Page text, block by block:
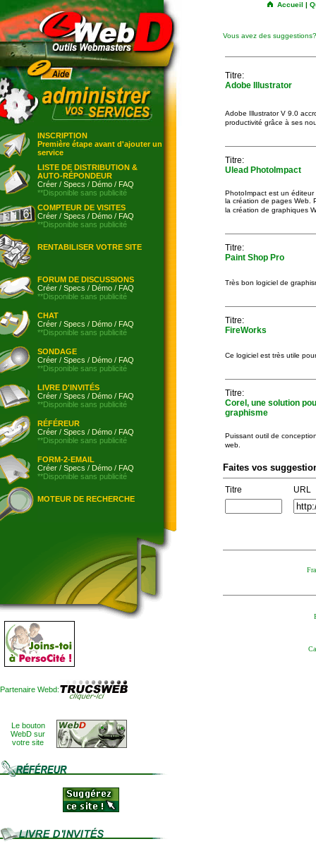
INSCRIPTION
Première étape avant d'ajouter un
service
LISTE DE DISTRIBUTION &
AUTO-RÉPONDEUR
Créer / Specs / Démo / FAQ
**Disponible sans publicité
COMPTEUR DE VISITES
Créer / Specs / Démo / FAQ
**Disponible sans publicité
RENTABILISER VOTRE SITE
FORUM DE DISCUSSIONS
Créer / Specs / Démo / FAQ
**Disponible sans publicité
CHAT
Créer / Specs / Démo / FAQ
**Disponible sans publicité
SONDAGE
Créer / Specs / Démo / FAQ
**Disponible sans publicité
LIVRE D'INVITÉS
Créer / Specs / Démo / FAQ
**Disponible sans publicité
RÉFÉREUR
Créer / Specs / Démo / FAQ
**Disponible sans publicité
FORM-2-EMAIL
Créer / Specs / Démo / FAQ
**Disponible sans publicité
MOTEUR DE RECHERCHE
Partenaire Webd:
Le bouton
WebD sur
votre site
Accueil |
Vous avez des suggestions?
Titre:
Adobe Illustrator
Adobe Illustrator V 9.0
productivité grâce à ses
Titre:
Ulead PhotoImpact
PhotoImpact est un
la création de pages Web.
la création de graphiques
Titre:
Paint Shop Pro
Très bon logiciel de
Titre:
FireWorks
Ce logiciel est très utile
Titre:
Corel, une solution
graphisme
Puissant outil de
web.
Faites vos
Titre URL